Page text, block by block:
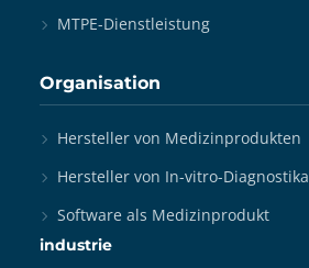
MTPE-Dienstleistung
Organisation
Hersteller von Medizinprodukten
Hersteller von In-vitro-Diagnostika
Software als Medizinprodukt
industrie